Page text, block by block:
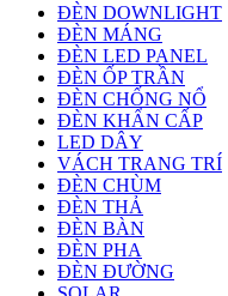
ĐÈN DOWNLIGHT
ĐÈN MÁNG
ĐÈN LED PANEL
ĐÈN ỐP TRẦN
ĐÈN CHỐNG NỔ
ĐÈN KHẨN CẤP
LED DÂY
VÁCH TRANG TRÍ
ĐÈN CHÙM
ĐÈN THẢ
ĐÈN BÀN
ĐÈN PHA
ĐÈN ĐƯỜNG